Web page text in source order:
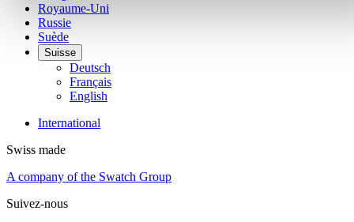
Royaume-Uni
Russie
Suède
Suisse
Deutsch
Français
English
International
Swiss made
A company of the Swatch Group
Suivez-nous